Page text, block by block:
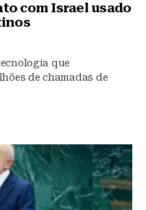
com Israel usado
que
de chamadas de